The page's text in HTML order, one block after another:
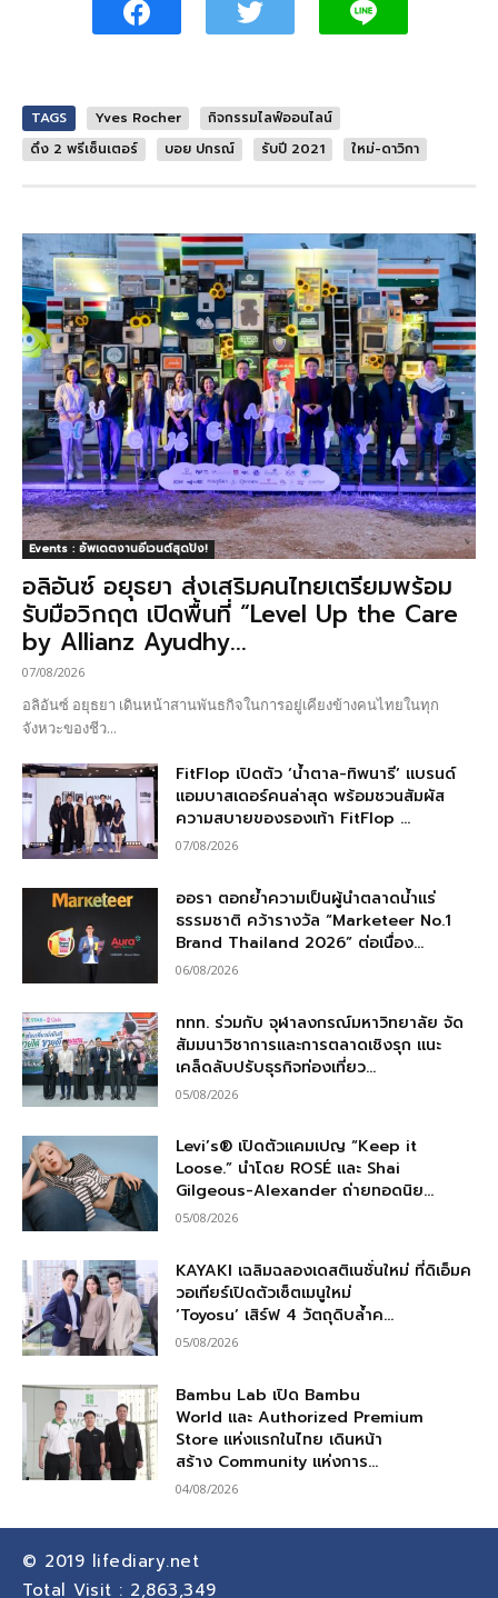
TAGS Yves Rocher
กิจกรรมไลฟ์ออนไลน์
ดึง 2 พรีเซ็นเตอร์
บอย ปกรณ์ รับปี 2021 ใหม่-ดาวิกา
Events : อัพเดตงานอีเวนต์สุดปัง!
อลิอันซ์ อยุธยา ส่งเสริมคนไทยเตรียมพร้อม
รับมือวิกฤต เปิดพื้นที่ “Level Up the Care
by Allianz Ayudhy...
07/08/2026
อลิอันซ์ อยุธยา เดินหน้าสานพันธกิจในการอยู่เคียงข้างคนไทยในทุก
จังหวะของชีว...
FitFlop เปิดตัว ‘น้ำตาล-ทิพนารี’ แบรนด์
แอมบาสเดอร์คนล่าสุด พร้อมชวนสัมผัส
ความสบายของรองเท้า FitFlop ...
07/08/2026
ออรา ตอกย้ำความเป็นผู้นำตลาดน้ำแร่
ธรรมชาติ คว้ารางวัล “Marketeer No.1
Brand Thailand 2026” ต่อเนื่อง...
06/08/2026
ททท. ร่วมกับ จุฬาลงกรณ์มหาวิทยาลัย จัด
สัมมนาวิชาการและการตลาดเชิงรุก แนะ
เคล็ดลับปรับธุรกิจท่องเที่ยว...
05/08/2026
Levi’s® เปิดตัวแคมเปญ “Keep it
Loose.” นำโดย ROSÉ และ Shai
Gilgeous-Alexander ถ่ายทอดนิย...
05/08/2026
KAYAKI เฉลิมฉลองเดสติเนชั่นใหม่ ที่ดิเอ็มค
วอเทียร์เปิดตัวเซ็ตเมนูใหม่
‘Toyosu’ เสิร์ฟ 4 วัตถุดิบล้ำค...
05/08/2026
Bambu Lab เปิด Bambu
World และ Authorized Premium
Store แห่งแรกในไทย เดินหน้า
สร้าง Community แห่งการ...
04/08/2026
© 2019 lifediary.net
Total Visit : 2,863,349